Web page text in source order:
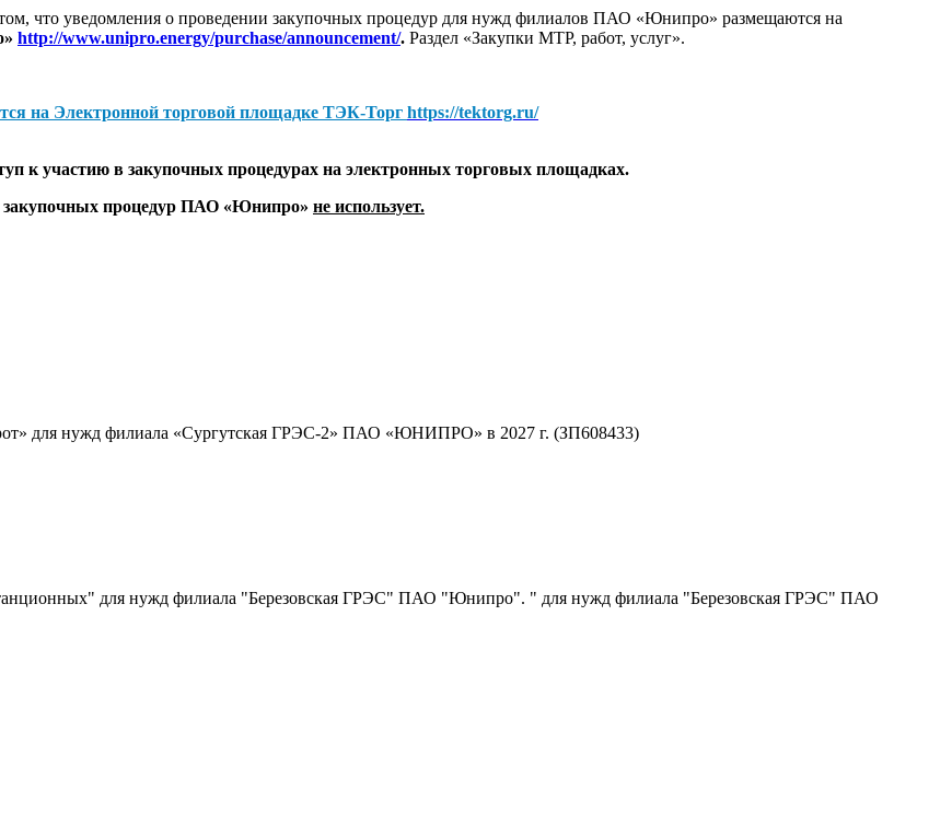
что уведомления о проведении закупочных процедур для нужд филиалов ПАО «Юнипро» размещаются на
http://www.unipro.energy/purchase/announcement/. Раздел «Закупки МТР, работ, услуг».
на Электронной торговой площадке ТЭК-Торг https://tektorg.ru/
к участию в закупочных процедурах на электронных торговых площадках.
закупочных процедур ПАО «Юнипро» не использует.
для нужд филиала «Сургутская ГРЭС-2» ПАО «ЮНИПРО» в 2027 г. (ЗП608433)
для нужд филиала "Березовская ГРЭС" ПАО "Юнипро". " для нужд филиала "Березовская ГРЭС" ПАО